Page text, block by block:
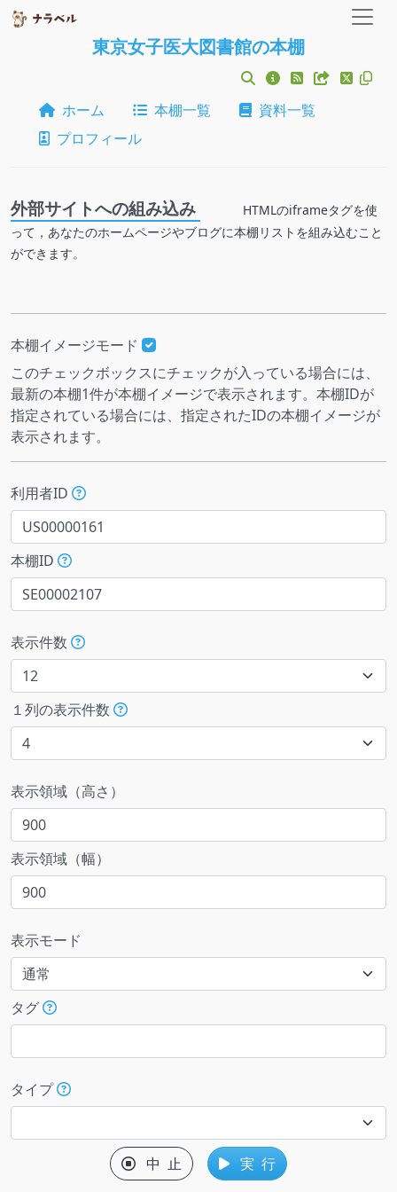
東京女子医大図書館の本棚
ホーム 本棚一覧
資料一覧
プロフィール
外部サイトへの組み込み
HTMLのiframeタグを使
って，あなたのホームページやブログに本棚リストを組み込むこと
ができます。
本棚イメージモード
このチェックボックスにチェックが入っている場合には、
最新の本棚1件が本棚イメージで表示されます。本棚IDが
指定されている場合には、指定されたIDの本棚イメージが
表示されます。
利用者ID
本棚ID
表示件数
１列の表示件数
表示領域（高さ）
表示領域（幅）
表示モード
タグ
タイプ
中 止 実 行